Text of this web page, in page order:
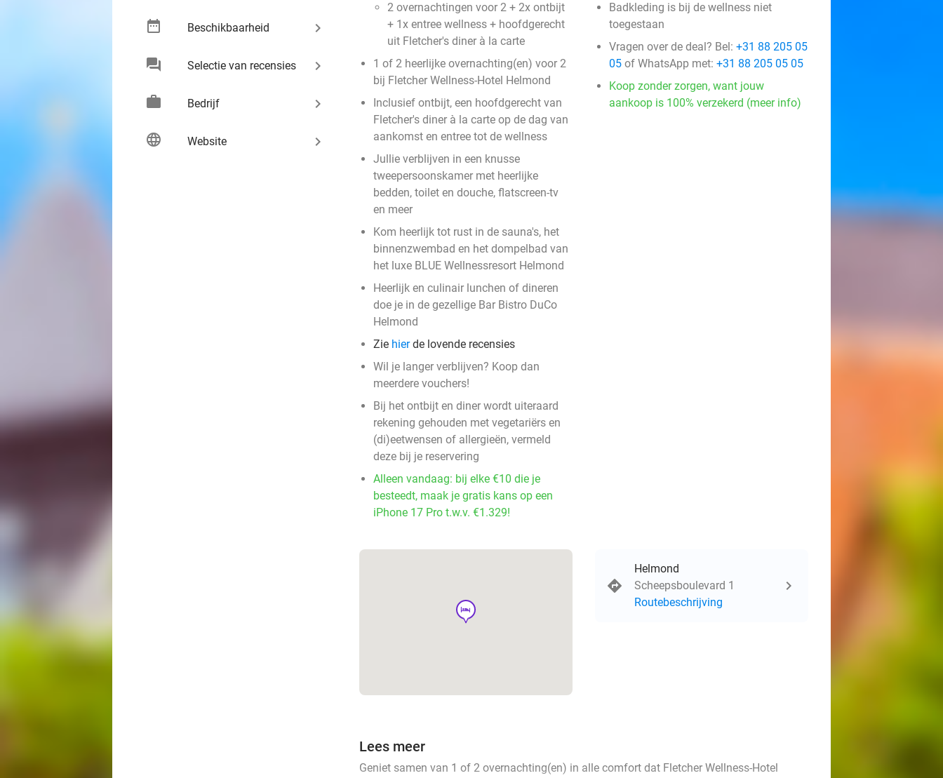
date_range Beschikbaarheid keyboard_arrow_right
chat Selectie van recensies keyboard_arrow_right
work Bedrijf keyboard_arrow_right
language Website keyboard_arrow_right
2 overnachtingen voor 2 + 2x ontbijt
+ 1x entree wellness + hoofdgerecht
uit Fletcher's diner à la carte
1 of 2 heerlijke overnachting(en) voor 2
bij Fletcher Wellness-Hotel Helmond
Inclusief ontbijt, een hoofdgerecht van
Fletcher's diner à la carte op de dag van
aankomst en entree tot de wellness
Jullie verblijven in een knusse
tweepersoonskamer met heerlijke
bedden, toilet en douche, flatscreen-tv
en meer
Kom heerlijk tot rust in de sauna's, het
binnenzwembad en het dompelbad van
het luxe BLUE Wellnessresort Helmond
Heerlijk en culinair lunchen of dineren
doe je in de gezellige Bar Bistro DuCo
Helmond
Zie hierde lovende recensies
Wil je langer verblijven? Koop dan
meerdere vouchers!
Bij het ontbijt en diner wordt uiteraard
rekening gehouden met vegetariërs en
(di)eetwensen of allergieën, vermeld
deze bij je reservering
Alleen vandaag: bij elke €10 die je
besteedt, maak je gratis kans op een
iPhone 17 Pro t.w.v. €1.329!
Badkleding is bij de wellness niet
toegestaan
Vragen over de deal? Bel: +31 88 205 05
05 of WhatsApp met: +31 88 205 05 05
Koop zonder zorgen, want jouw
aankoop is 100% verzekerd (meer info)
hotel
Helmond
Scheepsboulevard 1
Routebeschrijving
Lees meer
Geniet samen van 1 of 2 overnachting(en) in alle comfort dat Fletcher Wellness-Hotel